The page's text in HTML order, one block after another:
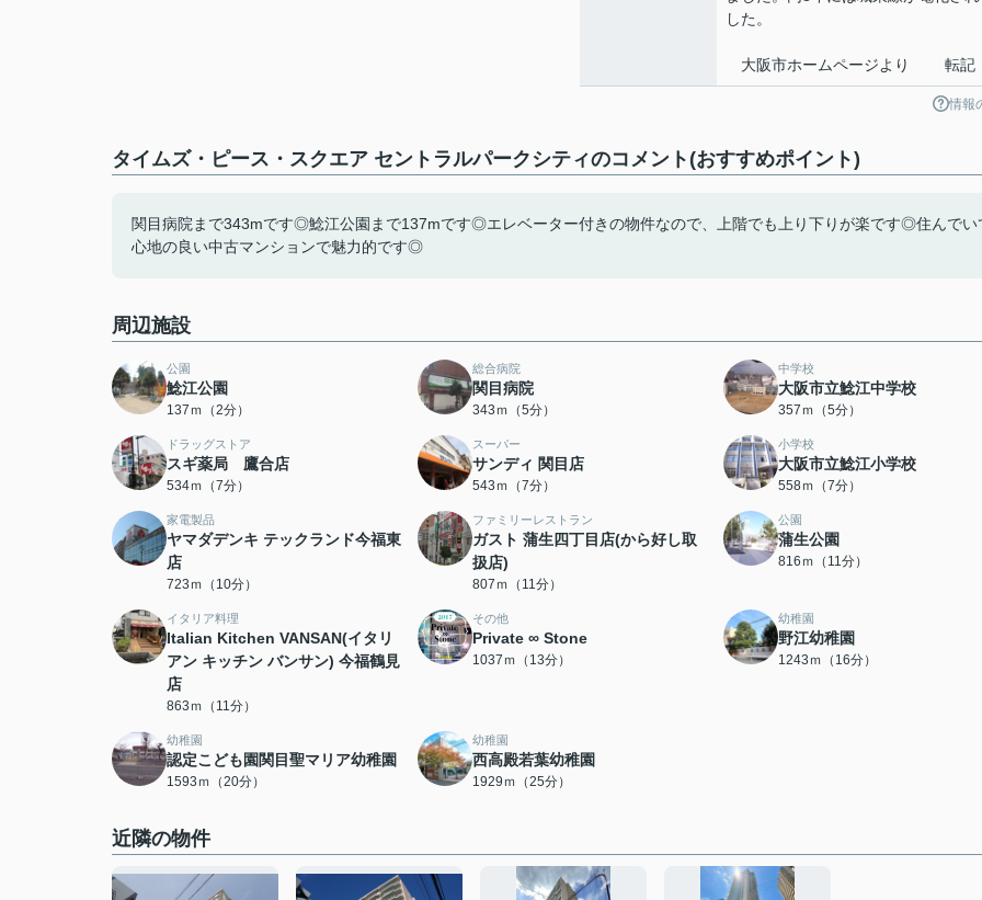
した。
大阪市ホームページより 転記
情報
タイムズ・ピース・スクエア セントラルパークシティのコメント(おすすめポイント)
関目病院まで343mです◎鯰江公園まで137mです◎エレベーター付きの物件なので、上階でも上り下りが楽です◎住んでい
心地の良い中古マンションで魅力的です◎
周辺施設
公園
鯰江公園
137ｍ（2分）
総合病院
関目病院
343ｍ（5分）
中学校
大阪市立鯰江中学校
357ｍ（5分）
ドラッグストア
スギ薬局 鷹合店
534ｍ（7分）
スーパー
サンディ 関目店
543ｍ（7分）
小学校
大阪市立鯰江小学校
558ｍ（7分）
家電製品
ヤマダデンキ テックランド今福東
店
723ｍ（10分）
ファミリーレストラン
ガスト 蒲生四丁目店(から好し取
扱店)
807ｍ（11分）
公園
蒲生公園
816ｍ（11分）
イタリア料理
Italian Kitchen VANSAN(イタリ
アン キッチン バンサン) 今福鶴見
店
863ｍ（11分）
その他
Private ∞ Stone
1037ｍ（13分）
幼稚園
野江幼稚園
1243ｍ（16分）
幼稚園
認定こども園関目聖マリア幼稚園
1593ｍ（20分）
幼稚園
西高殿若葉幼稚園
1929ｍ（25分）
近隣の物件